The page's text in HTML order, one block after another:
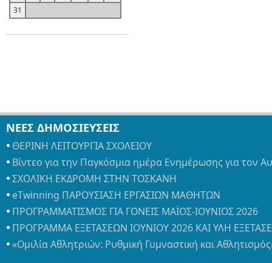
31
ΝΕΕΣ ΔΗΜΟΣΙΕΥΣΕΙΣ
ΘΕΡΙΝΗ ΛΕΙΤΟΥΡΓΙΑ ΣΧΟΛΕΙΟΥ
Βίντεο για την Παγκόσμια ημέρα Ενημέρωσης για τον
ΣΧΟΛΙΚΗ ΕΚΔΡΟΜΗ ΣΤΗΝ ΤΟΣΚΑΝΗ
eTwinning ΠΑΡΟΥΣΙΑΣΗ ΕΡΓΑΣΙΩΝ ΜΑΘΗΤΩΝ
ΠΡΟΓΡΑΜΜΑΤΙΣΜΟΣ ΓΙΑ ΓΟΝΕΙΣ ΜΑΪΟΣ-ΙΟΥΝΙΟΣ 2026
ΠΡΟΓΡΑΜΜΑ ΕΞΕΤΑΣΕΩΝ ΙΟΥΝΙΟΥ 2026 ΚΑΙ ΥΛΗ
«Ομιλία Αθλητριών: Ρυθμική Γυμναστική και